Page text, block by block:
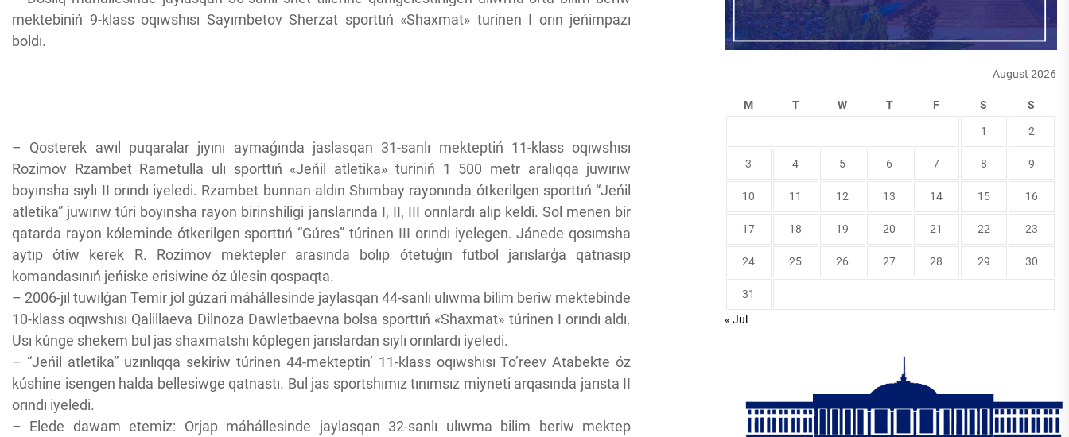
mektebiniń 9-klass oqıwshısı Sayımbetov Sherzat sporttıń «Shaxmat» turinen I orın jeńimpazı
boldı.
– Qosterek awıl puqaralar jıyını aymaǵında jaslasqan 31-sanlı mekteptiń 11-klass oqıwshısı
Rozimov Rzambet Rametulla ulı sporttıń «Jeńil atletika» turiniń 1 500 metr aralıqqa juwırıw
boyınsha sıylı II orındı iyeledi. Rzambet bunnan aldın Shımbay rayonında ótkerilgen sporttıń “Jeńil
atletika” juwırıw túri boyınsha rayon birinshiligi jarıslarında I, II, III orınlardı alıp keldi. Sol menen bir
qatarda rayon kóleminde ótkerilgen sporttıń “Gúres” túrinen III orındı iyelegen. Jánede qosımsha
aytıp ótiw kerek R. Rozimov mektepler arasında bolıp ótetuģın futbol jarıslarģa qatnasıp
komandasınıń jeńiske erisiwine óz úlesin qospaqta.
– 2006-jıl tuwılǵan Temir jol gúzari máhállesinde jaylasqan 44-sanlı ulıwma bilim beriw mektebinde
10-klass oqıwshısı Qalillaeva Dilnoza Dawletbaevna bolsa sporttıń «Shaxmat» túrinen I orındı aldı.
Usı kúnge shekem bul jas shaxmatshı kóplegen jarıslardan sıylı orınlardı iyeledi.
– “Jeńil atletika” uzınlıqqa sekiriw túrinen 44-mekteptin’ 11-klass oqıwshısı To’reev Atabekte óz
kúshine isengen halda bellesiwge qatnastı. Bul jas sportshımız tınımsız miyneti arqasında jarısta II
orındı iyeledi.
– Elede dawam etemiz: Orjap máhállesinde jaylasqan 32-sanlı ulıwma bilim beriw mektep
August 2026
M T W T F S S
1 2
3 4 5 6 7 8 9
10 11 12 13 14 15 16
17 18 19 20 21 22 23
24 25 26 27 28 29 30
31
« Jul